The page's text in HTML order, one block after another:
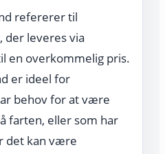
refererer til
leveres via
en overkommelig pris.
er ideel for
behov for at være
farten, eller som har
det kan være